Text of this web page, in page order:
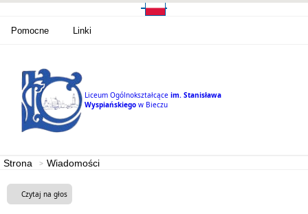
Pomocne Linki
Liceum Ogólnokształcące im. Stanisława
Wyspiańskiego w Bieczu
Strona Wiadomości
Czytaj na głos